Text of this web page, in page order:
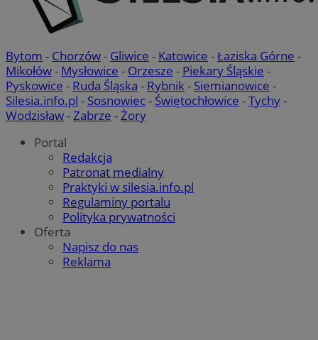
Bytom - Chorzów- Gliwice - Katowice -Łaziska Górne -
Mikołów- Mysłowice - Orzesze - Piekary Śląskie -
Pyskowice - Ruda Śląska - Rybnik- Siemianowice -
Silesia.info.pl - Sosnowiec- Świętochłowice -Tychy-
Wodzisław-Zabrze -Żory
Portal
Redakcja
Patronat medialny
Praktyki w silesia.info.pl
Regulaminy portalu
Polityka prywatności
Oferta
Napisz do nas
Reklama